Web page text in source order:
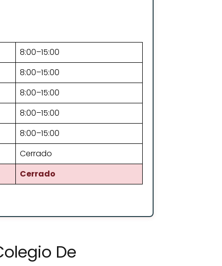
8:00–15:00
8:00–15:00
8:00–15:00
8:00–15:00
8:00–15:00
Cerrado
Cerrado
De